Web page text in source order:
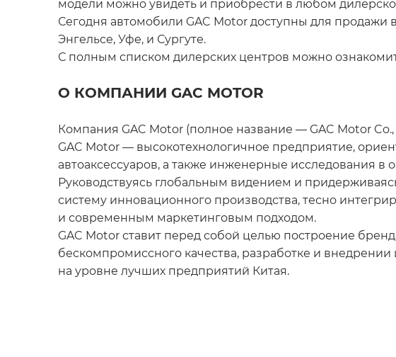
модели можно увидеть и приобрести в любом
Сегодня автомобили GAC Motor доступны для
Энгельсе, Уфе, и Сургуте.
С полным списком дилерских центров можно
О КОМПАНИИ GAC MOTOR
Компания GAC Motor (полное название — GAC Motor
GAC Motor — высокотехнологичное предприятие,
автоаксессуаров, а также инженерные исследования в
Руководствуясь глобальным видением и
систему инновационного производства, тесно
и современным маркетинговым подходом.
GAC Motor ставит перед собой целью построение
бескомпромиссного качества, разработке и
на уровне лучших предприятий Китая.